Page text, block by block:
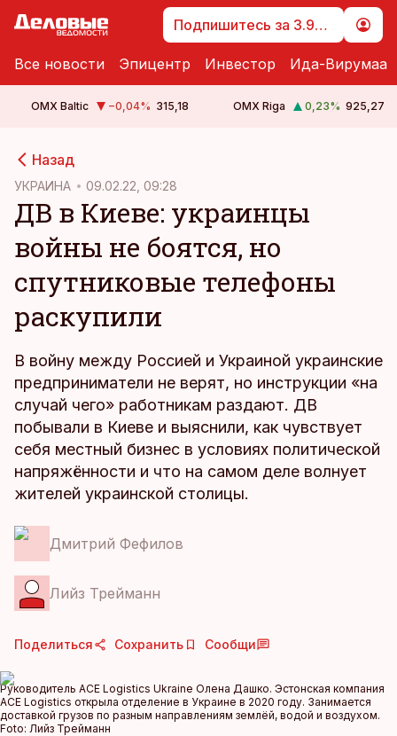
Подпишитесь за 3.99 €
Все новости Эпицентр Инвестор Ида-Вирумаа
OMX Baltic −0,04% 315,18 OMX Riga 0,23% 925,27
Назад
УКРАИНА 09.02.22, 09:28
ДВ в Киеве: украинцы
войны не боятся, но
спутниковые телефоны
раскупили
В войну между Россией и Украиной украинские
предприниматели не верят, но инструкции «на
случай чего» работникам раздают. ДВ
побывали в Киеве и выяснили, как чувствует
себя местный бизнес в условиях политической
напряжённости и что на самом деле волнует
жителей украинской столицы.
Дмитрий Фефилов
Лийз Трейманн
Поделиться Сохранить Сообщи
Руководитель ACE Logistics Ukraine Олена Дашко. Эстонская компания
ACE Logistics открыла отделение в Украине в 2020 году. Занимается
доставкой грузов по разным направлениям землёй, водой и воздухом.
Foto: Лийз Трейманн